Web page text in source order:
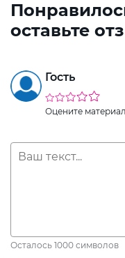
оставьте
Гость
Оцените материал
Осталось 1000 символов